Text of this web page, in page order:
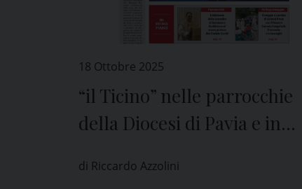
18 Ottobre 2025
“il Ticino” nelle parrocchie
della Diocesi di Pavia e in
di Riccardo Azzolini